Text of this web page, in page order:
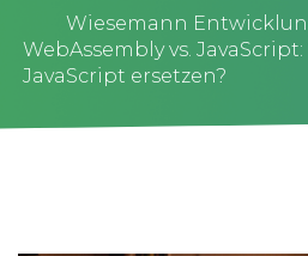
Wiesemann
WebAssembly vs.
JavaScript ersetzen?